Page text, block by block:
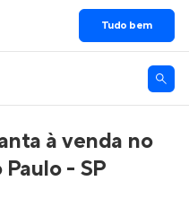
Tudo bem
à venda no
- SP